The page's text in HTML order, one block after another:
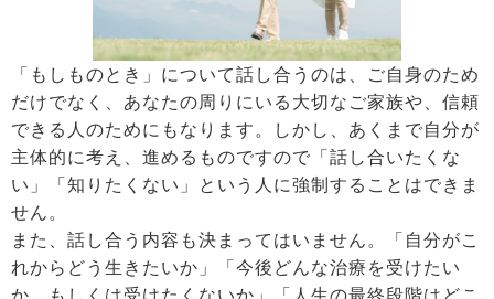
「もしものとき」について話し合うのは、ご自身のため
だけでなく、あなたの周りにいる大切なご家族や、信頼
できる人のためにもなります。しかし、あくまで自分が
主体的に考え、進めるものですので「話し合いたくな
い」「知りたくない」という人に強制することはできま
せん。
また、話し合う内容も決まってはいません。「自分がこ
れからどう生きたいか」「今後どんな治療を受けたい